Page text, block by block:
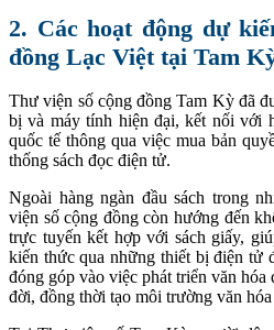
2. Các hoạt động dự
đồng Lạc Việt tại Tam
Thư viện số cộng đồng Tam Kỳ đã
bị và máy tính hiện đại, kết nối với
quốc tế thông qua việc mua bản
thống sách đọc điện tử.
Ngoài hàng ngàn đầu sách trong
viện số cộng đồng còn hướng đến
trực tuyến kết hợp với sách giấy,
kiến thức qua những thiết bị điện tử
đóng góp vào việc phát triển văn hóa
đời, đồng thời tạo môi trường văn